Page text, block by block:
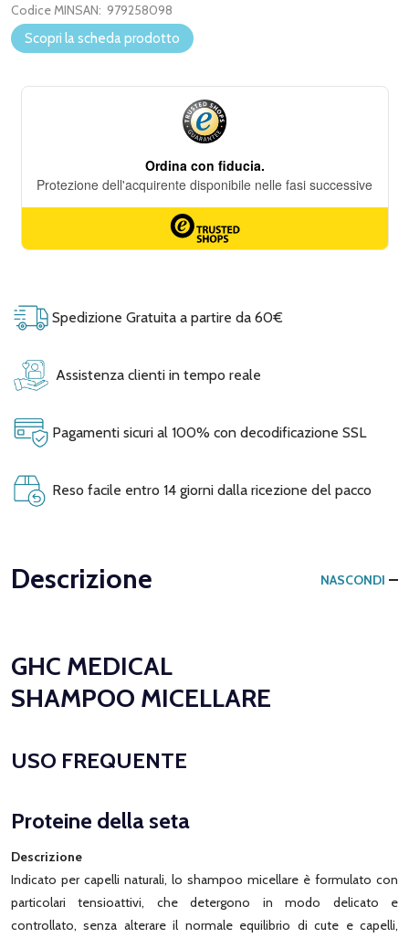
Codice MINSAN: 979258098
Scopri la scheda prodotto
Spedizione Gratuita a partire da 60€
Assistenza clienti in tempo reale
Pagamenti sicuri al 100% con decodificazione SSL
Reso facile entro 14 giorni dalla ricezione del pacco
Descrizione NASCONDI
GHC MEDICAL
SHAMPOO MICELLARE
USO FREQUENTE
Proteine della seta
Descrizione
Indicato per capelli naturali, lo shampoo micellare è formulato con
particolari tensioattivi, che detergono in modo delicato e
controllato, senza alterare il normale equilibrio di cute e capelli,